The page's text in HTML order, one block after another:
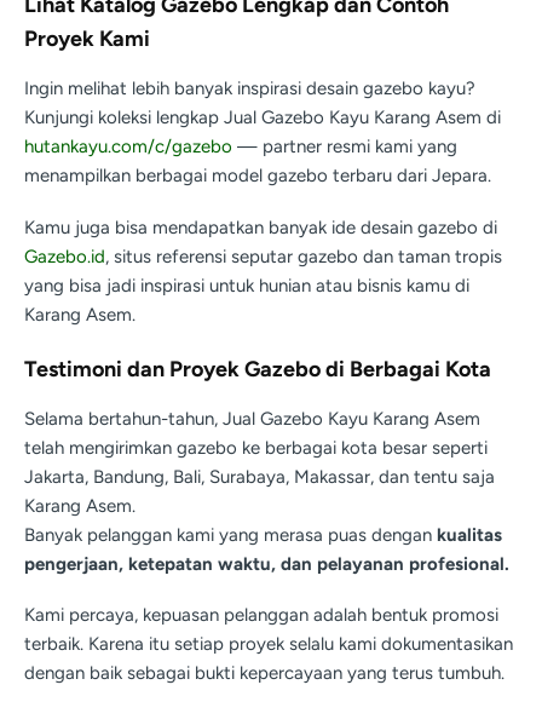
Proyek Kami
Ingin melihat lebih banyak inspirasi desain gazebo kayu?
Kunjungi koleksi lengkap Jual Gazebo Kayu Karang Asem di
hutankayu.com/c/gazebo — partner resmi kami yang
menampilkan berbagai model gazebo terbaru dari Jepara.
Kamu juga bisa mendapatkan banyak ide desain gazebo di
Gazebo.id, situs referensi seputar gazebo dan taman tropis
yang bisa jadi inspirasi untuk hunian atau bisnis kamu di
Karang Asem.
Testimoni dan Proyek Gazebo di Berbagai Kota
Selama bertahun-tahun, Jual Gazebo Kayu Karang Asem
telah mengirimkan gazebo ke berbagai kota besar seperti
Jakarta, Bandung, Bali, Surabaya, Makassar, dan tentu saja
Karang Asem.
Banyak pelanggan kami yang merasa puas dengan kualitas
pengerjaan, ketepatan waktu, dan pelayanan profesional.
Kami percaya, kepuasan pelanggan adalah bentuk promosi
terbaik. Karena itu setiap proyek selalu kami dokumentasikan
dengan baik sebagai bukti kepercayaan yang terus tumbuh.